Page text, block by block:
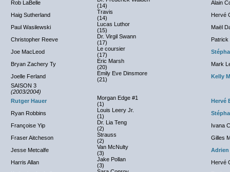
Rob LaBelle
(14)
Alain
Haig Sutherland
Travis
(14)
Hervé
Paul Wasilewski
Lucas Luthor
(15)
Maël
Christopher Reeve
Dr. Virgil Swann
(17)
Patrick
Joe MacLeod
Le coursier
(17)
Bryan Zachery Ty
Eric Marsh
(20)
Mark
Joelle Ferland
Emily Eve Dinsmore
(21)
Kelly
SAISON 3
(2003/2004)
Rutger Hauer
Morgan Edge #1
(1)
Hervé
Ryan Robbins
Louis Leery Jr.
(1)
Françoise Yip
Dr. Lia Teng
(2)
Ivana
Fraser Aitcheson
Strauss
(2)
Gilles
Jesse Metcalfe
Van McNulty
(3)
Harris Allan
Jake Pollan
(3)
Hervé